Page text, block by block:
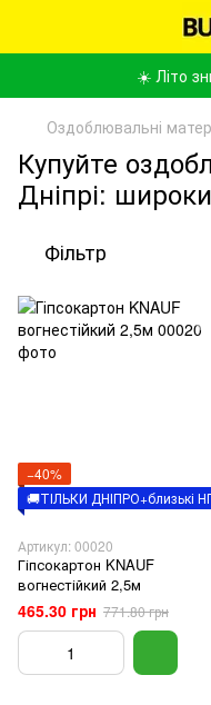
☀️ Літо
Оздоблювальні
Купуйте
Дніпрі:
Фільтр
−40%
🚚ТІЛЬКИ ДНІПРО+близькі
Артикул: 00020
Гіпсокартон KNAUF
вогнестійкий 2,5м
465.30 грн 771.80 грн